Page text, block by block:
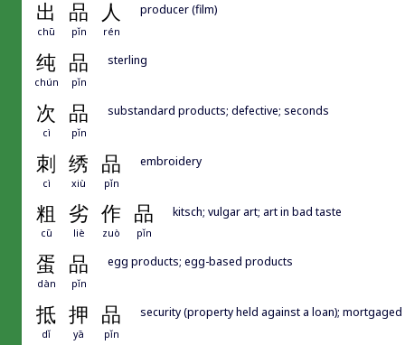
出 品 人
chū pǐn rén
producer (film)
纯 品
chún pǐn
sterling
次 品
cì pǐn
substandard products; defective; seconds
刺 绣 品
cì xiù pǐn
embroidery
粗 劣 作 品
cū liè zuò pǐn
kitsch; vulgar art; art in bad taste
蛋 品
dàn pǐn
egg products; egg-based products
抵 押 品
dǐ yā pǐn
security (property held against a loan);